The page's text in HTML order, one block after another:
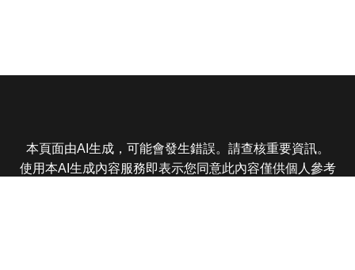
本頁面由AI生成，可能會發生錯誤。請查核重要資訊。
使用本AI生成內容服務即表示您同意此內容僅供個人參考